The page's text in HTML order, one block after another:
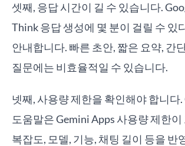
셋째, 응답 시간이 길 수 있습니다.
Think 응답 생성에 몇 분이 걸릴 수 있
안내합니다. 빠른 초안, 짧은 요약, 간
질문에는 비효율적일 수 있습니다.
넷째, 사용량 제한을 확인해야 합니다.
도움말은 Gemini Apps 사용량 제한이
복잡도, 모델, 기능, 채팅 길이 등을 반